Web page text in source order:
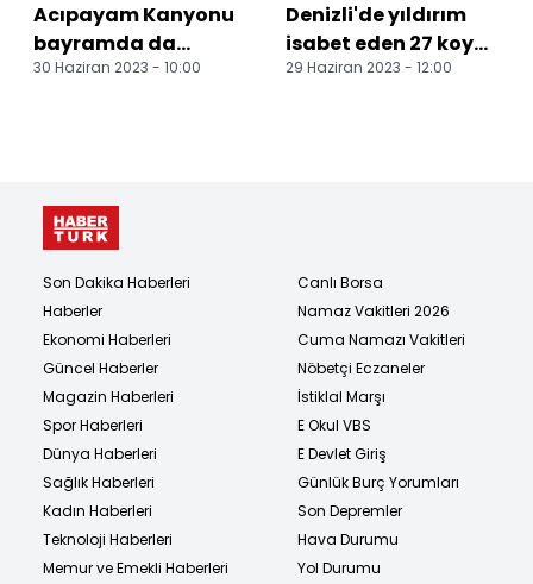
Acıpayam Kanyonu
bayramda da
doğaseverlerin
30 Haziran 2023 - 10:00
Denizli'de yıldırım
isabet eden 27 koyun
telef oldu
29 Haziran 2023 - 12:00
Son Dakika Haberleri
Haberler
Ekonomi Haberleri
Güncel Haberler
Magazin Haberleri
Spor Haberleri
Dünya Haberleri
Sağlık Haberleri
Kadın Haberleri
Teknoloji Haberleri
Memur ve Emekli Haberleri
Canlı Borsa
Namaz Vakitleri 2026
Cuma Namazı Vakitleri
Nöbetçi Eczaneler
İstiklal Marşı
E Okul VBS
E Devlet Giriş
Günlük Burç Yorumları
Son Depremler
Hava Durumu
Yol Durumu